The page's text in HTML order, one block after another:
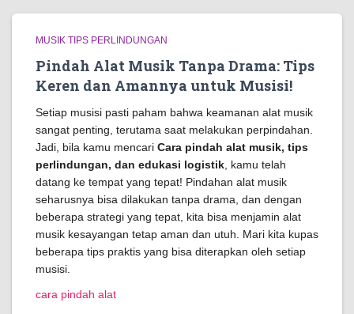
MUSIK TIPS PERLINDUNGAN
Pindah Alat Musik Tanpa Drama: Tips
Keren dan Amannya untuk Musisi!
Setiap musisi pasti paham bahwa keamanan alat musik
sangat penting, terutama saat melakukan perpindahan.
Jadi, bila kamu mencari Cara pindah alat musik, tips
perlindungan, dan edukasi logistik , kamu telah
datang ke tempat yang tepat! Pindahan alat musik
seharusnya bisa dilakukan tanpa drama, dan dengan
beberapa strategi yang tepat, kita bisa menjamin alat
musik kesayangan tetap aman dan utuh. Mari kita kupas
beberapa tips praktis yang bisa diterapkan oleh setiap
musisi.
cara pindah alat